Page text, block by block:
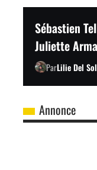
Sébastien
Juliette
ParLilie Del Sol
Annonce